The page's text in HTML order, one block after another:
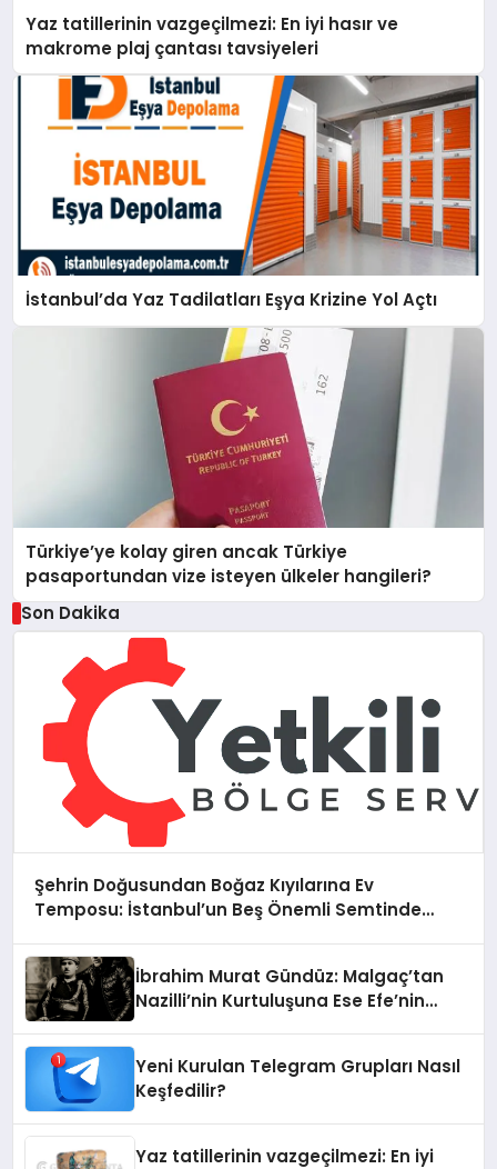
Yaz tatillerinin vazgeçilmezi: En iyi hasır ve
makrome plaj çantası tavsiyeleri
İstanbul’da Yaz Tadilatları Eşya Krizine Yol Açtı
Türkiye’ye kolay giren ancak Türkiye
pasaportundan vize isteyen ülkeler hangileri?
Son Dakika
Şehrin Doğusundan Boğaz Kıyılarına Ev
Temposu: İstanbul’un Beş Önemli Semtinde
İbrahim Murat Gündüz: Malgaç’tan
Nazilli’nin Kurtuluşuna Ese Efe’nin
Yeni Kurulan Telegram Grupları Nasıl
Keşfedilir?
Yaz tatillerinin vazgeçilmezi: En iyi